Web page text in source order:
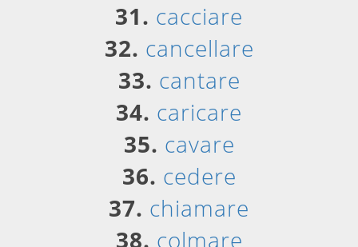
31. cacciare
32. cancellare
33. cantare
34. caricare
35. cavare
36. cedere
37. chiamare
38. colmare